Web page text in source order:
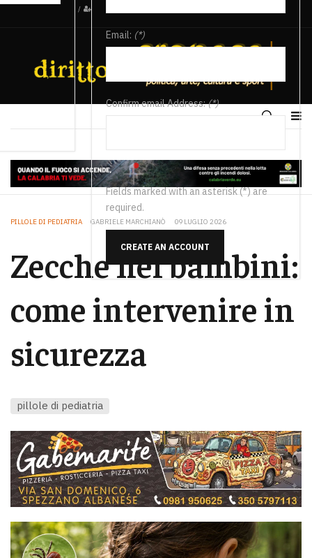
/
Email: (*)
Confirm email Address:(*)
Fields marked with an asterisk (*) are
required.
CREATE AN ACCOUNT
PILLOLE DI PEDIATRIA GABRIELE MARCHIANÒ 09 LUGLIO 2026
Zecche nei bambini:
come intervenire in
sicurezza
pillole di pediatria